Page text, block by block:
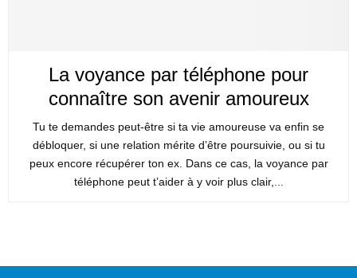
La voyance par téléphone pour
connaître son avenir amoureux
Tu te demandes peut-être si ta vie amoureuse va enfin se
débloquer, si une relation mérite d’être poursuivie, ou si tu
peux encore récupérer ton ex. Dans ce cas, la voyance par
téléphone peut t’aider à y voir plus clair,...